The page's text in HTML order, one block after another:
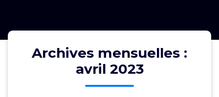
Archives mensuelles :
avril 2023
Echange avec le cercle celtique